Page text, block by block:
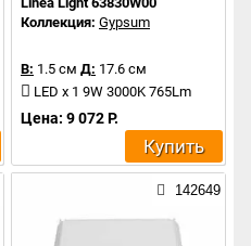
Коллекция: Gypsum
В: 1.5 см Д: 17.6 см
LED x 1 9W 3000K 765Lm
Цена: 9 072 Р.
Купить
142649